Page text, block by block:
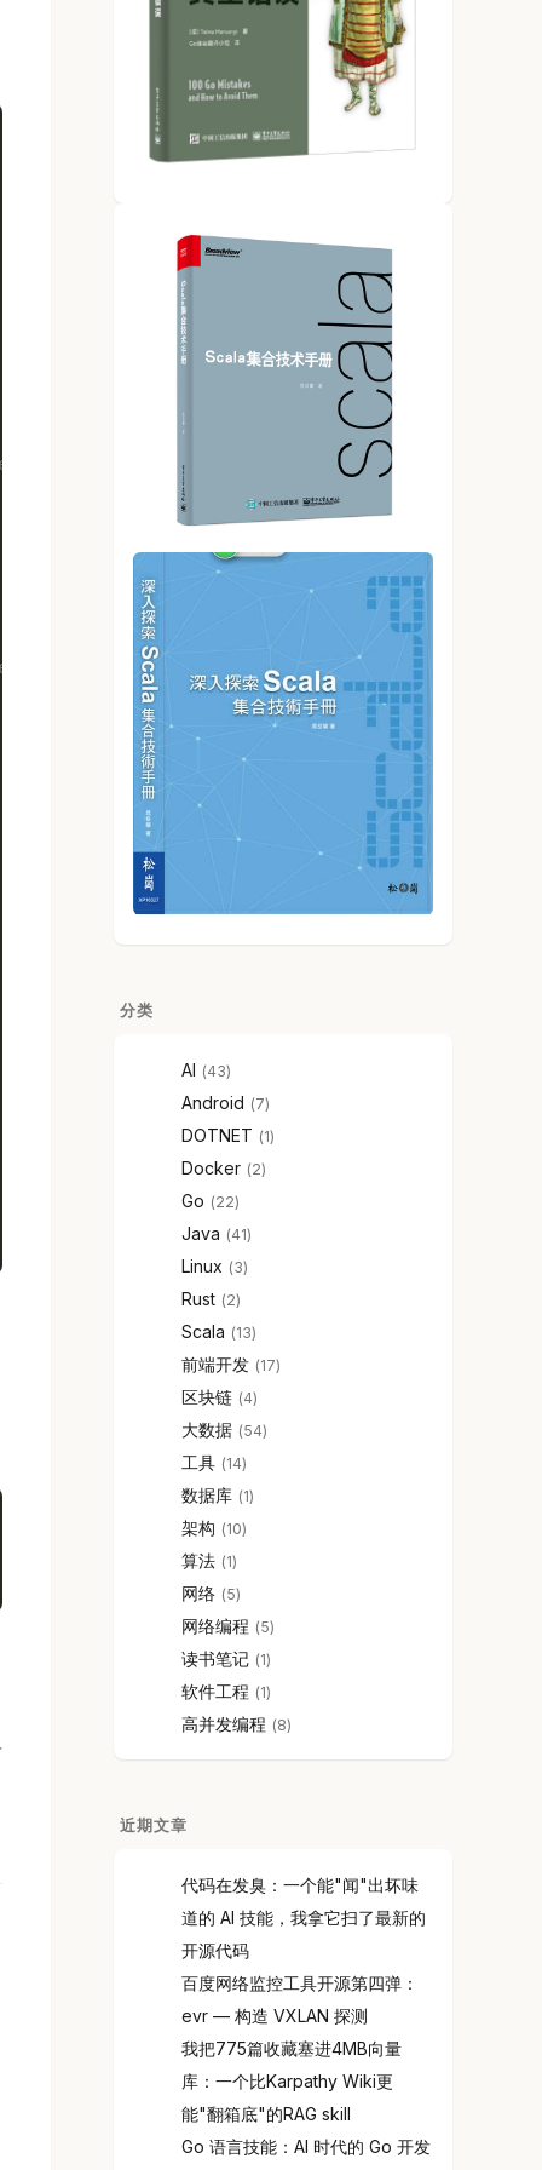
分类
AI 43
Android 7
DOTNET 1
Docker 2
Go 22
Java 41
Linux 3
Rust 2
Scala 13
前端开发 17
区块链 4
大数据 54
工具 14
数据库 1
架构 10
算法 1
网络 5
网络编程 5
读书笔记 1
软件工程 1
高并发编程 8
近期文章
代码在发臭：一个能"闻"出坏味
道的 AI 技能，我拿它扫了最新的
开源代码
百度网络监控工具开源第四弹：
evr — 构造 VXLAN 探测
我把775篇收藏塞进4MB向量
库：一个比Karpathy Wiki更
能"翻箱底"的RAG skill
Go 语言技能：AI 时代的 Go 开发